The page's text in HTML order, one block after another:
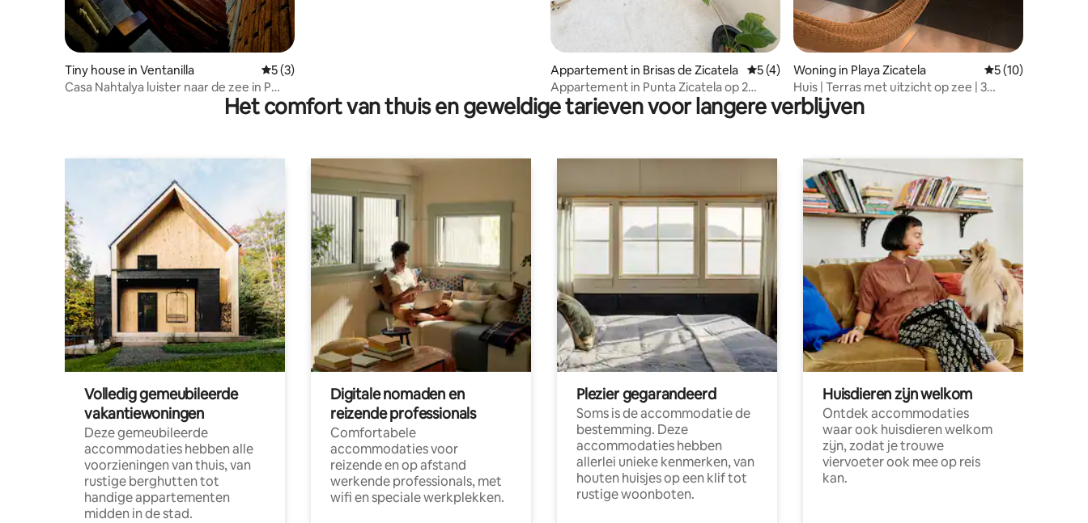
Tiny house in Ventanilla Gemiddelde beoordeling van 5 op 5, 3 recensies
5 (3)
Casa Nahtalya luister naar de zee in P
Appartement in Brisas de Zicatela Gemiddelde beoordeling van 5 op 5, 4 recensies
5 (4)
Appartement in Punta Zicatela op 2
minuten van het strand
Woning in Playa Zicatela Gemiddelde
5 (10)
Huis | Terras met uitzicht op zee | 3
minuten van het strand
Het comfort van thuis en geweldige tarieven voor langere verblijven
Volledig gemeubileerde
vakantiewoningen
Deze gemeubileerde
accommodaties hebben alle
voorzieningen van thuis, van
rustige berghutten tot
handige appartementen
midden in de stad.
Digitale nomaden en
reizende professionals
Comfortabele
accommodaties voor
reizende en op afstand
werkende professionals, met
wifi en speciale werkplekken.
Plezier gegarandeerd
Soms is de accommodatie de
bestemming. Deze
accommodaties hebben
allerlei unieke kenmerken, van
houten huisjes op een klif tot
rustige woonboten.
Huisdieren zijn welkom
Ontdek accommodaties
waar ook huisdieren welkom
zijn, zodat je trouwe
viervoeter ook mee op reis
kan.